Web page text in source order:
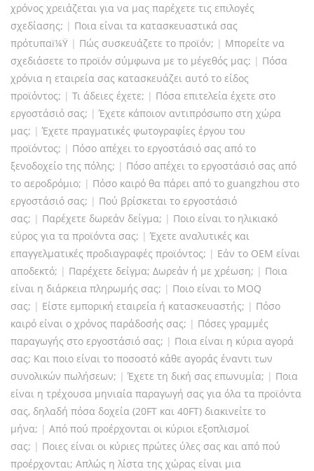
χρόνος χρειάζεται για να μας παρέχετε τις επιλογές
σχεδίασης; | Ποια είναι τα κατασκευαστικά σας
πρότυπαï¼Ÿ | Πώς συσκευάζετε το προϊόν; | Μπορείτε να
σχεδιάσετε το προϊόν σύμφωνα με το μέγεθός μας; | Πόσα
χρόνια η εταιρεία σας κατασκευάζει αυτό το είδος
προϊόντος; | Τι άδειες έχετε; | Πόσα επιτελεία έχετε στο
εργοστάσιό σας; | Έχετε κάποιον αντιπρόσωπο στη χώρα
μας; | Έχετε πραγματικές φωτογραφίες έργου του
προϊόντος; | Πόσο απέχει το εργοστάσιό σας από το
ξενοδοχείο της πόλης; | Πόσο απέχει το εργοστάσιό σας από
το αεροδρόμιο; | Πόσο καιρό θα πάρει από το guangzhou στο
εργοστάσιό σας; | Πού βρίσκεται το εργοστάσιό
σας; | Παρέχετε δωρεάν δείγμα; | Ποιο είναι το ηλικιακό
εύρος για τα προϊόντα σας; | Έχετε αναλυτικές και
επαγγελματικές προδιαγραφές προϊόντος; | Εάν το OEM είναι
αποδεκτό; | Παρέχετε δείγμα; Δωρεάν ή με χρέωση; | Ποια
είναι η διάρκεια πληρωμής σας; | Ποιο είναι το MOQ
σας; | Είστε εμπορική εταιρεία ή κατασκευαστής; | Πόσο
καιρό είναι ο χρόνος παράδοσής σας; | Πόσες γραμμές
παραγωγής στο εργοστάσιό σας; | Ποια είναι η κύρια αγορά
σας; Και ποιο είναι το ποσοστό κάθε αγοράς έναντι των
συνολικών πωλήσεων; | Έχετε τη δική σας επωνυμία; | Ποια
είναι η τρέχουσα μηνιαία παραγωγή σας για όλα τα προϊόντα
σας, δηλαδή πόσα δοχεία (20FT και 40FT) διακινείτε το
μήνα; | Από πού προέρχονται οι κύριοι εξοπλισμοί
σας; | Ποιες είναι οι κύριες πρώτες ύλες σας και από πού
προέρχονται; Απλώς η λίστα της χώρας είναι μια